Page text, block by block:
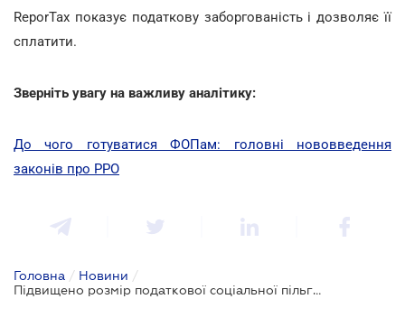
ReporTax показує податкову заборгованість і дозволяє її
сплатити.
Зверніть увагу на важливу аналітику:
До чого готуватися ФОПам: головні нововведення
законів про РРО
Головна / Новини /
Підвищено розмір податкової соціальної пільги, яка застосовується до зарплати